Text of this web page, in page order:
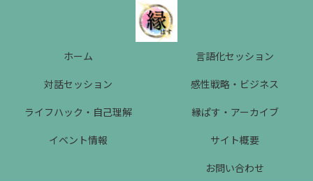
ホーム
言語化セッション
対話セッション
感性戦略・ビジネス
ライフハック・自己理解
縁ぱす・アーカイブ
イベント情報
サイト概要
お問い合わせ